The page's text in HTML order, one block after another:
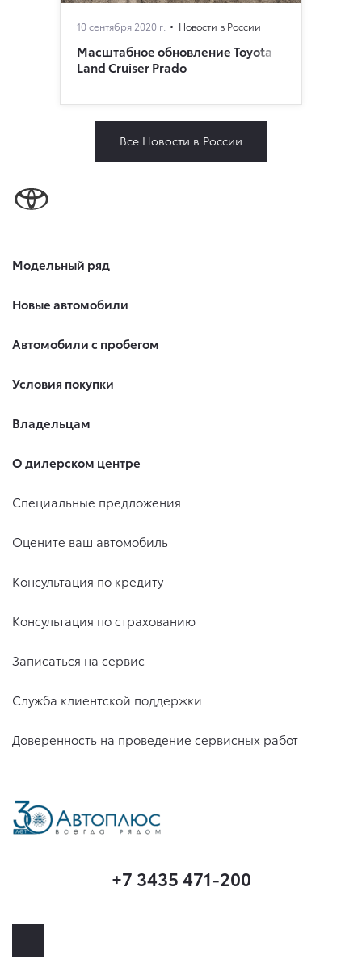
10 сентября 2020 г. Новости в России
Масштабное обновление Toyota
Land Cruiser Prado
Все Новости в России
Модельный ряд
Новые автомобили
Автомобили с пробегом
Условия покупки
Владельцам
О дилерском центре
Специальные предложения
Оцените ваш автомобиль
Консультация по кредиту
Консультация по страхованию
Записаться на сервис
Служба клиентской поддержки
Доверенность на проведение сервисных работ
+7 3435 471-200